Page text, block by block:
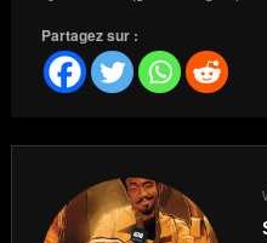
Partagez sur :